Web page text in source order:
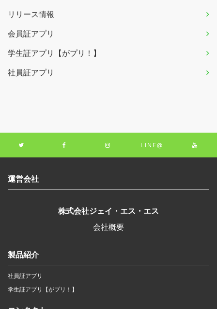
リリース情報
会員証アプリ
学生証アプリ【がプリ！】
社員証アプリ
LINE@
運営会社
株式会社ジェイ・エス・エス
会社概要
製品紹介
社員証アプリ
学生証アプリ【がプリ！】